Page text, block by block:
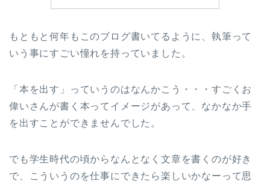
もともと何年もこのブログ書いてるように、執筆って
いう事にすごい憧れを持っていました。
「本を出す」っていうのはなんかこう・・・すごくお
偉いさんが書く本ってイメージがあって、なかなか手
を出すことができませんでした。
でも学生時代の頃からなんとなく文章を書くのが好き
で、こういうのを仕事にできたら楽しいかなーって思